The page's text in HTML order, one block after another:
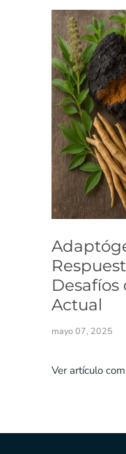
Actual
mayo 07, 2025
Ver artículo